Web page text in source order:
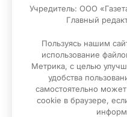
Учредитель: ООО
Главный
Пользуясь нашим
использование
Метрика, с целью
удобства
самостоятельно
сооkіе в браузере,